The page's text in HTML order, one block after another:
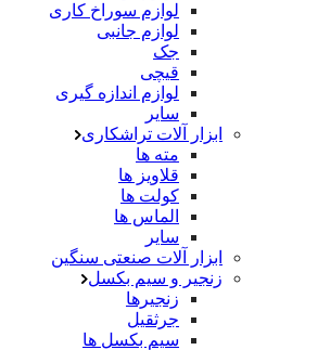
لوازم سوراخ کاری
لوازم جانبی
جک
قیچی
لوازم اندازه گیری
سایر
ابزار آلات تراشکاری
مته ها
قلاویز ها
کولت ها
الماس ها
سایر
ابزار آلات صنعتی سنگین
زنجیر و سیم بکسل
زنجیرها
جرثقیل
سیم بکسل ها